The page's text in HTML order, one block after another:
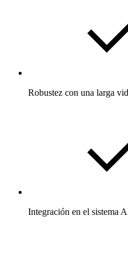
Robustez con una larga
Integración en el sistema